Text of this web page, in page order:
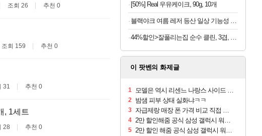
조회 26 추천 0
조회 159 추천 0
31 추천 0
, 1세트
28 추천 0
[50%] Real 우유케이크, 90g, 10개
블랙야크 여름 레저 등산 일상 기능성 반바지
44%할인>잘풀리는집 순수 클린, 3겹, 25m, 30롤, 2팩
이 팟벤의 화제글
1 모델은 역시 리센느 나랑스 사이드 1.25L 1박스
2 밤샘 피부 상태 실화냐ㅋㅋ
3 자급제랑 매장 폰 가격 비교 직접 안가도 되네요
4 2만 할인해줌 공식 삼성 갤럭시 워치9 크림, 40mm, 블루투스
5 2만 할인 해줌 공식 삼성 갤럭시 워치9 실버, 44mm, 블루투스